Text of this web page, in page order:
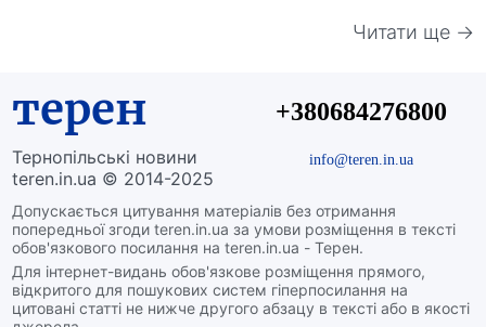
Читати ще →
терен
Тернопільські новини
teren.in.ua © 2014-2025
Допускається цитування матеріалів без отримання
попередньої згоди teren.in.ua за умови розміщення в тексті
обов'язкового посилання на teren.in.ua - Терен.
Для інтернет-видань обов'язкове розміщення прямого,
відкритого для пошукових систем гіперпосилання на
цитовані статті не нижче другого абзацу в тексті або в якості
+380684276800
info@teren.in.ua